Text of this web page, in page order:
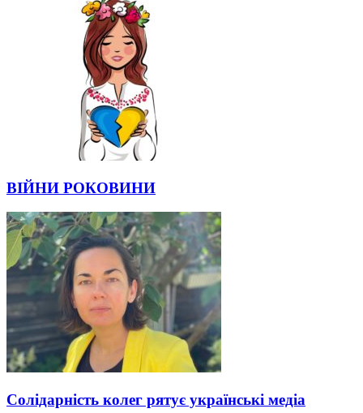
ВІЙНИ РОКОВИНИ
Солідарність колег рятує українські медіа